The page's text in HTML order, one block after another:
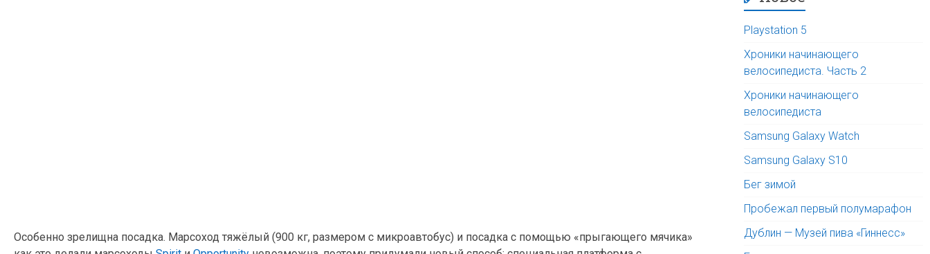
Особенно зрелищна посадка. Марсоход тяжёлый (900 кг, размером с микроавтобус) и посадка с помощью «прыгающего мячика»
Playstation 5
Хроники начинающего
велосипедиста. Часть 2
Хроники начинающего
велосипедиста
Samsung Galaxy Watch
Samsung Galaxy S10
Бег зимой
Пробежал первый полумарафон
Дублин — Музей пива «Гиннесс»